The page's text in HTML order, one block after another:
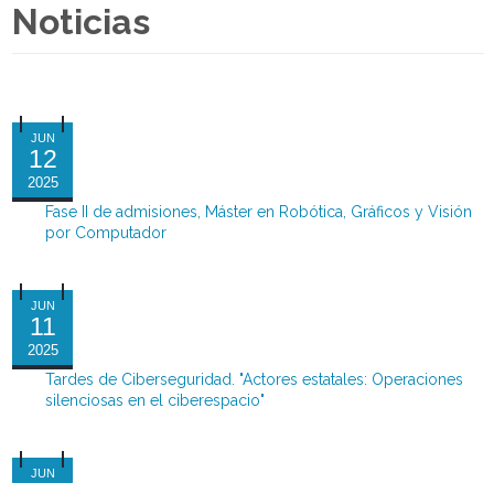
Noticias
JUN
12
2025
Fase II de admisiones, Máster en Robótica, Gráficos y Visión
por Computador
JUN
11
2025
Tardes de Ciberseguridad. "Actores estatales: Operaciones
silenciosas en el ciberespacio"
JUN